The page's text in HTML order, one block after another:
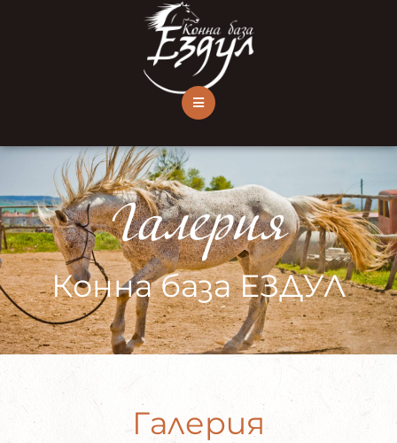
Галерия
Конна база ЕЗДУЛ
Галерия